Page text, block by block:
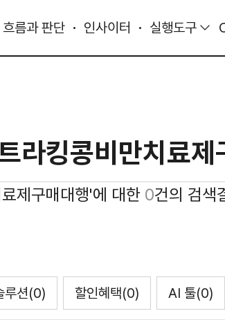
흐름과 판단 인사이터 실행도구
제구매대행'에 대한 0건의 검색
루션(0) 할인혜택(0) AI 툴(0)